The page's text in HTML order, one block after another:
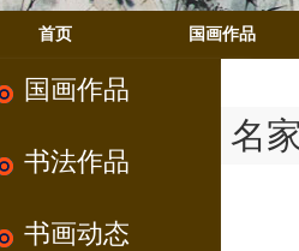
首页 国画作品
国画作品
书法作品
书画动态
名